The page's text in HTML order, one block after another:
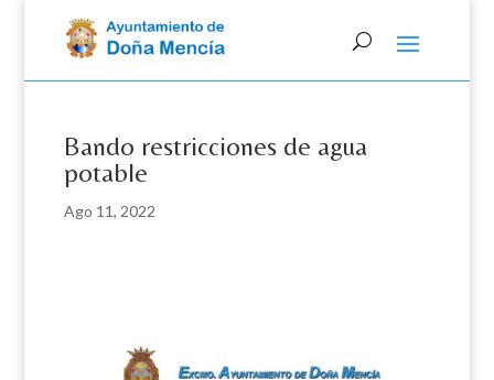
Bando restricciones de agua
potable
Ago 11, 2022